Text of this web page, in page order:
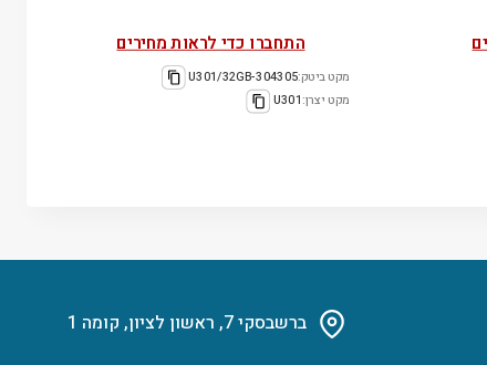
התחברו כדי לראות מחירים
מקט ביטק:304305-U301/32GB
מקט יצרן:U301
ברשבסקי 7, ראשון לציון, קומה 1